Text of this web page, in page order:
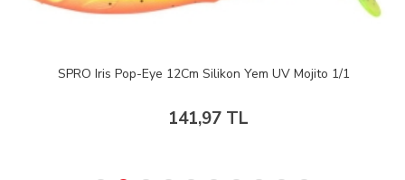
SPRO Iris Pop-Eye 12Cm Silikon Yem UV Mojito 1/1
141,97 TL